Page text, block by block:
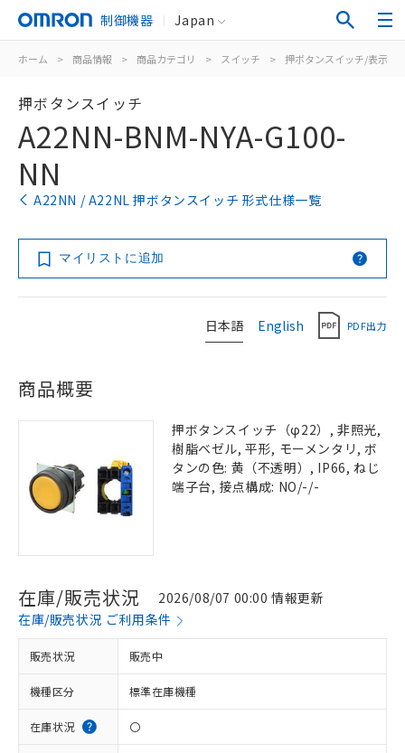
制御機器 Japan
ホーム > 商品情報 > 商品カテゴリ > スイッチ > 押ボタンスイッチ/表示灯
押ボタンスイッチ
A22NN-BNM-NYA-G100-
NN
A22NN / A22NL 押ボタンスイッチ 形式仕様一覧
マイリストに追加
日本語 English PDF出力
商品概要
押ボタンスイッチ（φ22）, 非照光,
樹脂ベゼル, 平形, モーメンタリ, ボ
タンの色: 黄（不透明）, IP66, ねじ
端子台, 接点構成: NO/-/-
在庫/販売状況
2026/08/07 00:00 情報更新
在庫/販売状況 ご利用条件
販売状況 販売中
機種区分 標準在庫機種
在庫状況 〇